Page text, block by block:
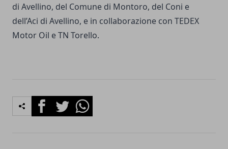
di Avellino, del Comune di Montoro, del Coni e
dell’Aci di Avellino, e in collaborazione con TEDEX
Motor Oil e TN Torello.
FacebookTwitterWhatsapp